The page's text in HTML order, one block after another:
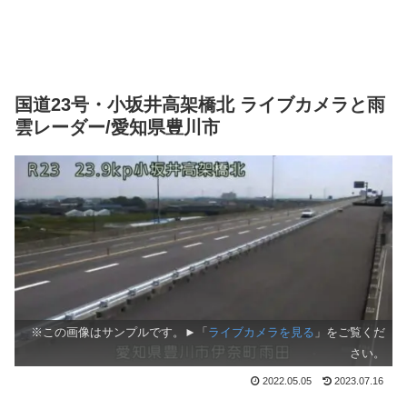
国道23号・小坂井高架橋北 ライブカメラと雨
雲レーダー/愛知県豊川市
※この画像はサンプルです。►「 ライブカメラを見る 」をご覧くだ
さい。
2022.05.05 2023.07.16